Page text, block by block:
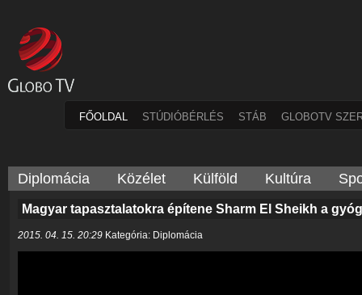
FŐOLDAL STÚDIÓBÉRLÉS STÁB GLOBOTV
Diplomácia Közélet Külföld Kultúra
Magyar tapasztalatokra építene Sharm El Sheikh a
2015. 04. 15. 20:29 Kategória: Diplomácia